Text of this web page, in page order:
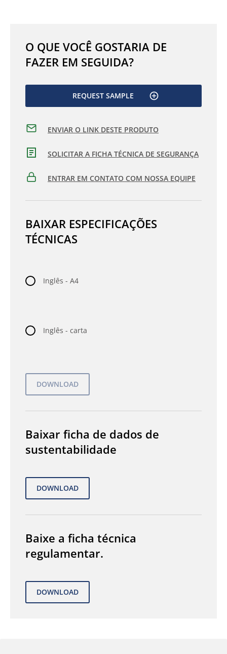
O QUE VOCÊ GOSTARIA DE
FAZER EM SEGUIDA?
REQUEST SAMPLE
ENVIAR O LINK DESTE PRODUTO
SOLICITAR A FICHA TÉCNICA DE SEGURANÇA
ENTRAR EM CONTATO COM NOSSA EQUIPE
BAIXAR ESPECIFICAÇÕES
TÉCNICAS
Inglês - A4
Inglês - carta
Baixar ficha de dados de
sustentabilidade
Baixe a ficha técnica
regulamentar.